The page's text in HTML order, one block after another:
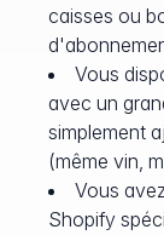
caisses ou
Vous
avec un
simplement
(même vin,
Vous
Shopify